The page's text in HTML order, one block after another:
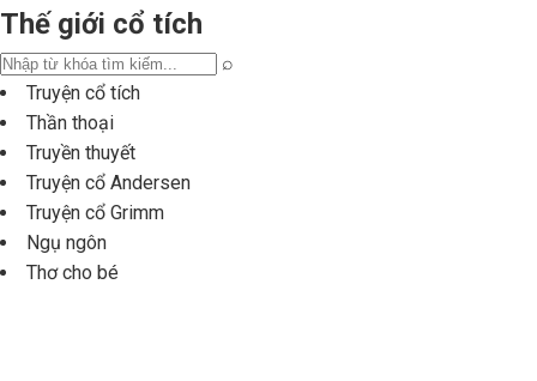
Thế giới cổ tích
⌕
Truyện cổ tích
Thần thoại
Truyền thuyết
Truyện cổ Andersen
Truyện cổ Grimm
Ngụ ngôn
Thơ cho bé